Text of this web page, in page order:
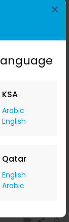
KSA
Arabic
English
Qatar
English
Arabic
×